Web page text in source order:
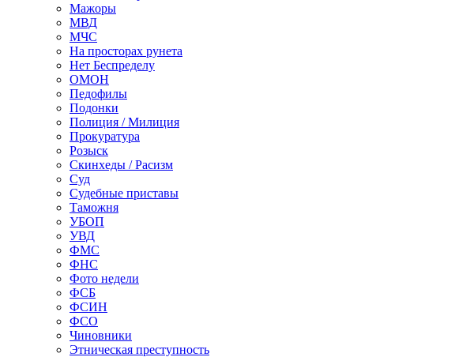
Мажоры
МВД
МЧС
На просторах рунета
Нет Беспределу
ОМОН
Педофилы
Подонки
Полиция / Милиция
Прокуратура
Розыск
Скинхеды / Расизм
Суд
Судебные приставы
Таможня
УБОП
УВД
ФМС
ФНС
Фото недели
ФСБ
ФСИН
ФСО
Чиновники
Этническая преступность